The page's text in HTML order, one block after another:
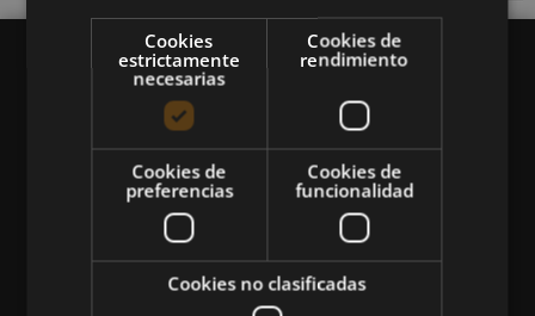
Queremos mantenerte al día en temas de
deportes, fitness, nutrición, salud, recetas
saludables y tecnología aplicada al deporte y la
Cookies
estrictamente
necesarias
Cookies de
rendimiento
Cookies de
preferencias
Cookies de
funcionalidad
Cookies no clasificadas